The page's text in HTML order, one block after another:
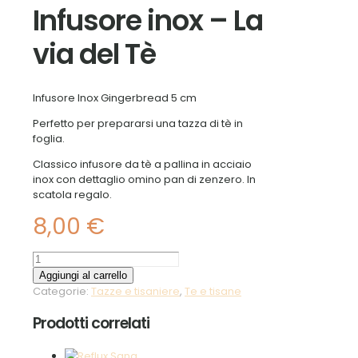
Infusore inox – La
via del Tè
Infusore Inox Gingerbread 5 cm
Perfetto per prepararsi una tazza di tè in
foglia.
Classico infusore da tè a pallina in acciaio
inox con dettaglio omino pan di zenzero. In
scatola regalo.
8,00 €
Infusore
inox
-
via
Aggiungi al carrello
Categorie: Tazze e tisaniere, Te e tisane
Prodotti correlati